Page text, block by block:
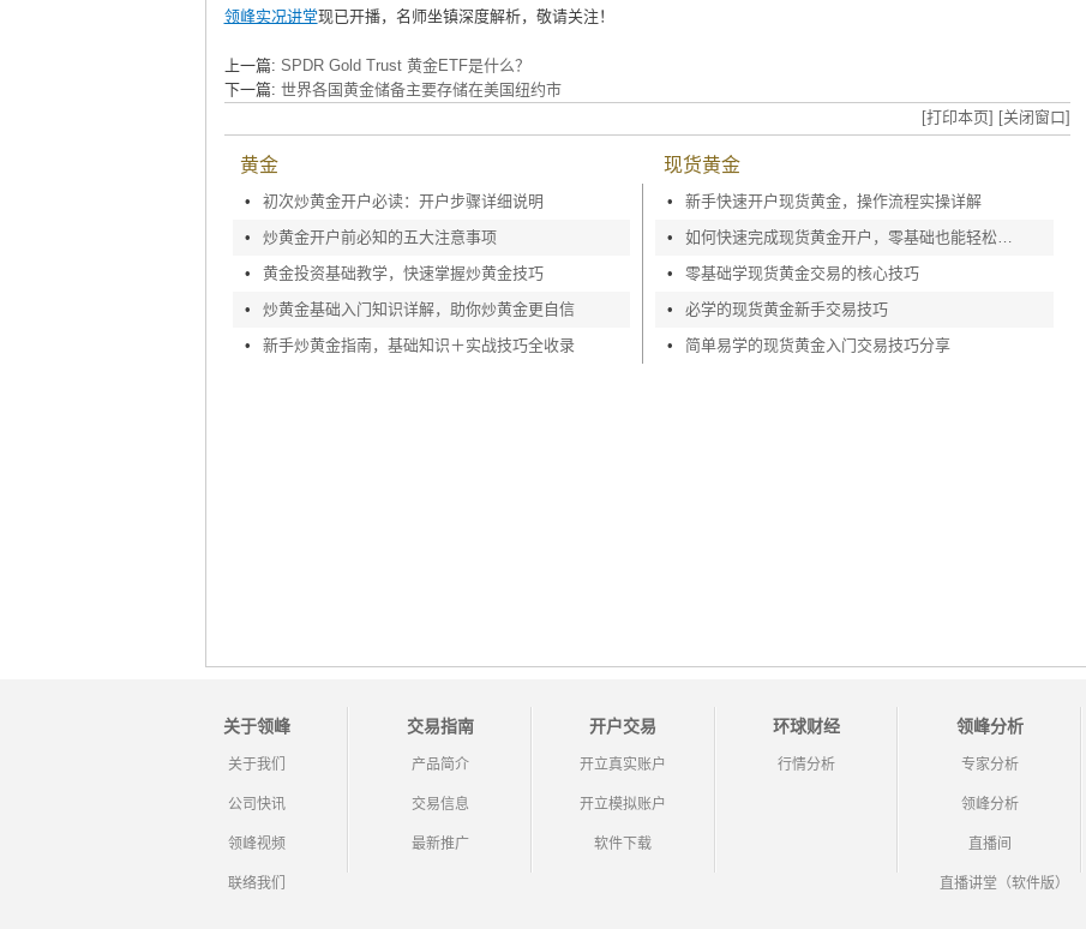
领峰实况讲堂现已开播，名师坐镇深度解析，敬请关注！
上一篇: SPDR Gold Trust 黄金ETF是什么？
下一篇: 世界各国黄金储备主要存储在美国纽约市
[打印本页] [关闭窗口]
黄金
•
初次炒黄金开户必读：开户步骤详细说明
•
炒黄金开户前必知的五大注意事项
•
黄金投资基础教学，快速掌握炒黄金技巧
•
炒黄金基础入门知识详解，助你炒黄金更自信
•
新手炒黄金指南，基础知识＋实战技巧全收录
现货黄金
•
新手快速开户现货黄金，操作流程实操详解
•
如何快速完成现货黄金开户，零基础也能轻松上手
•
零基础学现货黄金交易的核心技巧
•
必学的现货黄金新手交易技巧
•
简单易学的现货黄金入门交易技巧分享
关于领峰
关于我们
公司快讯
领峰视频
联络我们
交易指南
产品简介
交易信息
最新推广
开户交易
开立真实账户
开立模拟账户
软件下载
环球财经
行情分析
领峰分析
专家分析
领峰分析
直播间
直播讲堂（软件版）